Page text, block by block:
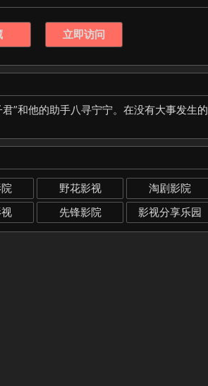
立即访问
”和他的助手八寻宁宁。在没有大事发生的
野花影视
淘剧影院
先锋影院 影视分享乐园